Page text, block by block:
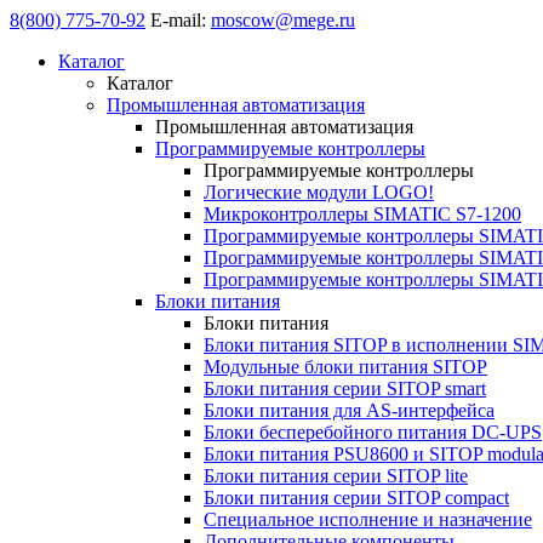
8(800) 775-70-92 E-mail: moscow@mege.ru
Каталог
Каталог
Промышленная автоматизация
Промышленная автоматизация
Программируемые контроллеры
Программируемые контроллеры
Логические модули LOGO!
Микроконтроллеры SIMATIC S7-1200
Программируемые контроллеры
Программируемые контроллеры
Программируемые контроллеры
Блоки питания
Блоки питания
Блоки питания SITOP в исполнении
Модульные блоки питания SITOP
Блоки питания серии SITOP smart
Блоки питания для AS-интерфейса
Блоки бесперебойного питания DC-UPS
Блоки питания PSU8600 и SITOP
Блоки питания серии SITOP lite
Блоки питания серии SITOP compact
Специальное исполнение и назначение